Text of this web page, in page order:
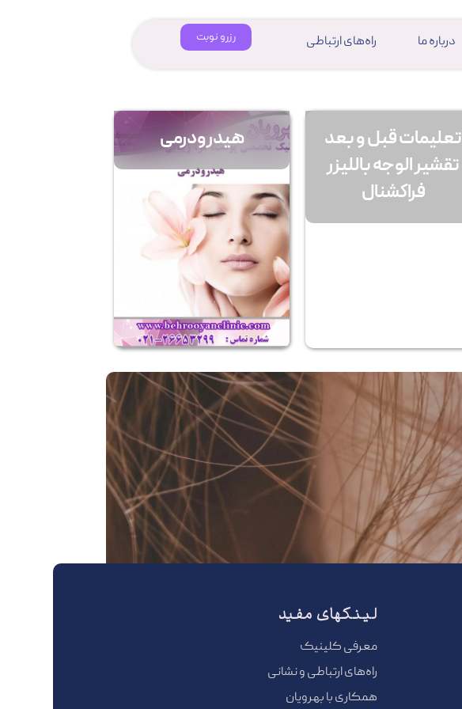
درباره ما راه‌های ارتباطی رزرو نوبت
تعلیمات قبل و بعد
تقشير الوجه بالليزر
فراكشنال
هیدرودرمی
لینکهای مفید
معرفی کلینیک
راه‌های ارتباطی و نشانی
همکاری با بهرویان